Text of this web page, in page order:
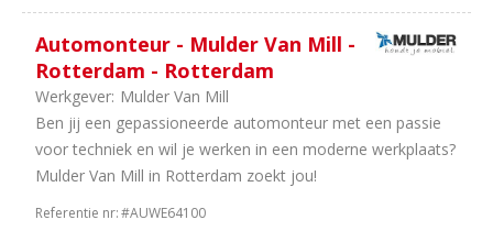
Equipment
Fabrikanten
Finance
Motoren
Consultancy
Bouwmachines
Landbouw
Automonteur - Mulder Van Mill -
Rotterdam - Rotterdam
Werkgever: Mulder Van Mill
Ben jij een gepassioneerde automonteur met een passie
voor techniek en wil je werken in een moderne werkplaats?
Mulder Van Mill in Rotterdam zoekt jou!
Referentie nr:#AUWE64100